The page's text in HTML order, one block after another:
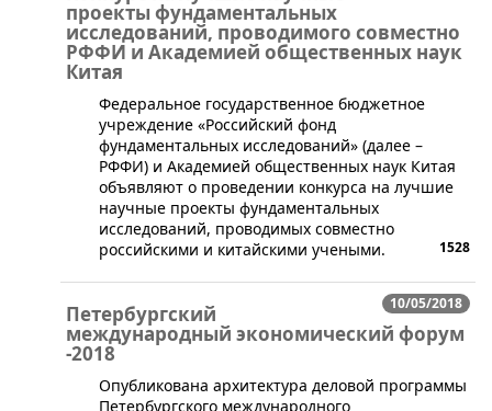
проекты фундаментальных
исследований, проводимого совместно
РФФИ и Академией общественных наук
Китая
​Федеральное государственное бюджетное
учреждение «Российский фонд
фундаментальных исследований» (далее –
РФФИ) и Академией общественных наук Китая
объявляют о проведении конкурса на лучшие
научные проекты фундаментальных
исследований, проводимых совместно
российскими и китайскими учеными.
1528
10/05/2018
Петербургский
международный экономический форум
-2018
​Опубликована архитектура деловой программы
Петербургского международного